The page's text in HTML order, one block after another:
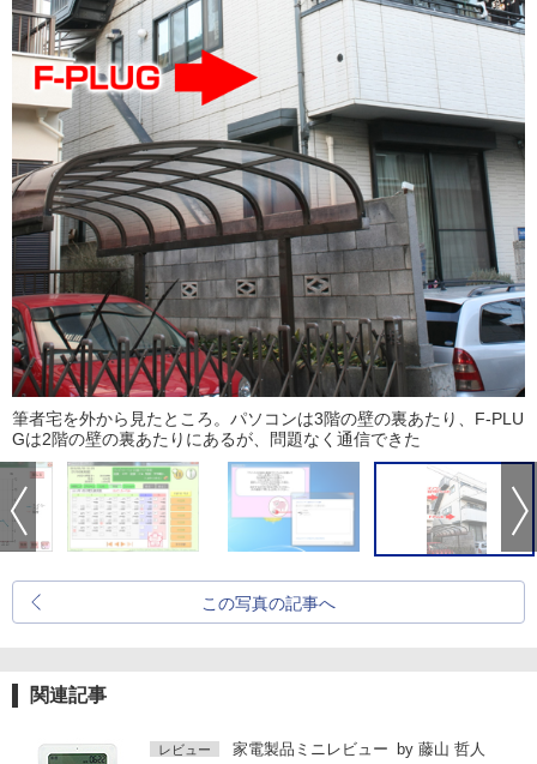
筆者宅を外から見たところ。パソコンは3階の壁の裏あたり、F-PLU
Gは2階の壁の裏あたりにあるが、問題なく通信できた
この写真の記事へ
関連記事
レビュー 家電製品ミニレビュー by 藤山 哲人